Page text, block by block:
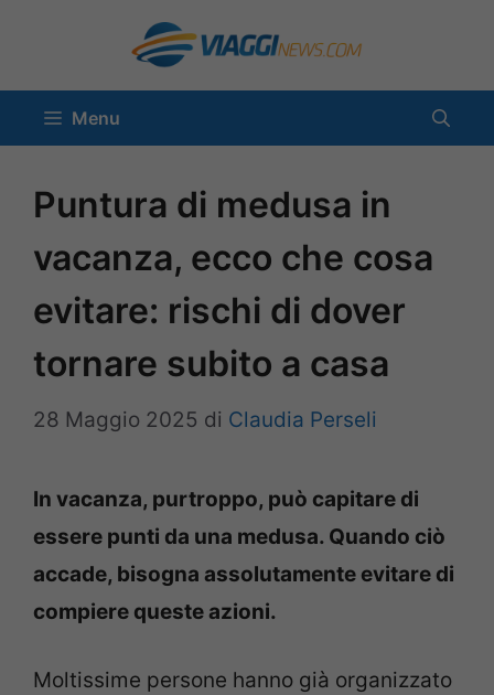
contenuto
Menu
Puntura di medusa in
vacanza, ecco che cosa
evitare: rischi di dover
tornare subito a casa
28 Maggio 2025 di Claudia Perseli
In vacanza, purtroppo, può capitare di
essere punti da una medusa. Quando ciò
accade, bisogna assolutamente evitare di
compiere queste azioni.
Moltissime persone hanno già organizzato